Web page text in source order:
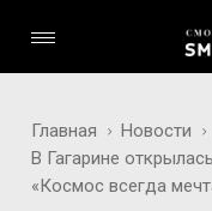
Главная
Новости
В Гагарине
«Космос всегда